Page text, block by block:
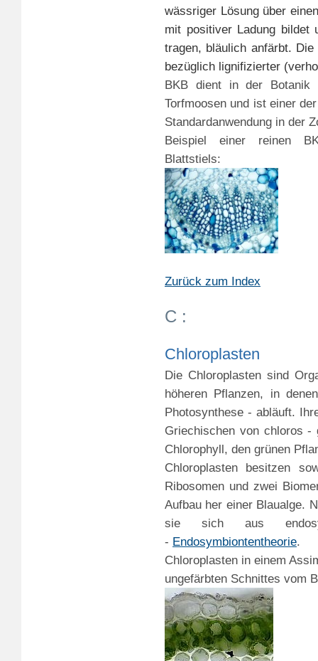
wässriger Lösung über
mit positiver Ladung bildet
tragen, bläulich anfärbt.
bezüglich lignifizierter
BKB dient in der Botanik
Torfmoosen und ist einer
Standardanwendung in der
Beispiel einer reinen
Blattstiels:
Zurück zum Index
C :
Chloroplasten
Die Chloroplasten sind
höheren Pflanzen, in
Photosynthese - abläuft.
Griechischen von chloros -
Chlorophyll, den grünen
Chloroplasten besitzen
Ribosomen und zwei
Aufbau her einer Blaualge.
sie sich aus
- Endosymbiontentheorie.
Chloroplasten in einem
ungefärbten Schnittes vom